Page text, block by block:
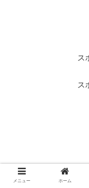
ス
ス
メニュー ホーム